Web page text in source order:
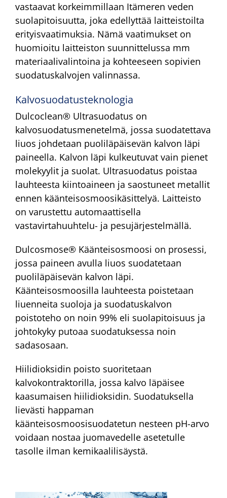
vastaavat korkeimmillaan Itämeren veden
suolapitoisuutta, joka edellyttää laitteistoilta
erityisvaatimuksia. Nämä vaatimukset on
huomioitu laitteiston suunnittelussa mm
materiaalivalintoina ja kohteeseen sopivien
suodatuskalvojen valinnassa.
Kalvosuodatusteknologia
Dulcoclean® Ultrasuodatus on
kalvosuodatusmenetelmä, jossa suodatettava
liuos johdetaan puoliläpäisevän kalvon läpi
paineella. Kalvon läpi kulkeutuvat vain pienet
molekyylit ja suolat. Ultrasuodatus poistaa
lauhteesta kiintoaineen ja saostuneet metallit
ennen käänteisosmoosikäsittelyä. Laitteisto
on varustettu automaattisella
vastavirtahuuhtelu- ja pesujärjestelmällä.
Dulcosmose® Käänteisosmoosi on prosessi,
jossa paineen avulla liuos suodatetaan
puoliläpäisevän kalvon läpi.
Käänteisosmoosilla lauhteesta poistetaan
liuenneita suoloja ja suodatuskalvon
poistoteho on noin 99% eli suolapitoisuus ja
johtokyky putoaa suodatuksessa noin
sadasosaan.
Hiilidioksidin poisto suoritetaan
kalvokontraktorilla, jossa kalvo läpäisee
kaasumaisen hiilidioksidin. Suodatuksella
lievästi happaman
käänteisosmoosisuodatetun nesteen pH-arvo
voidaan nostaa juomavedelle asetetulle
tasolle ilman kemikaalilisäystä.